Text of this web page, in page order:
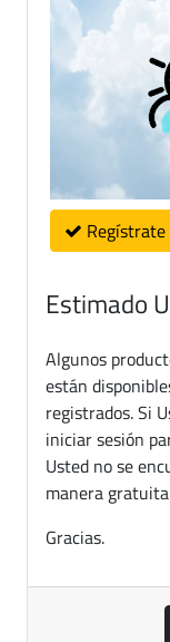
Regístrate
Estimado
Algunos
están
registrados. Si
iniciar sesión
Usted no se
manera
Gracias.